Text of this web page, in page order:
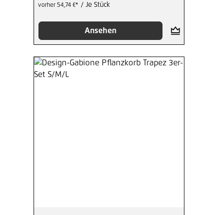
vorher 54,74 €* / Je Stück
Ansehen